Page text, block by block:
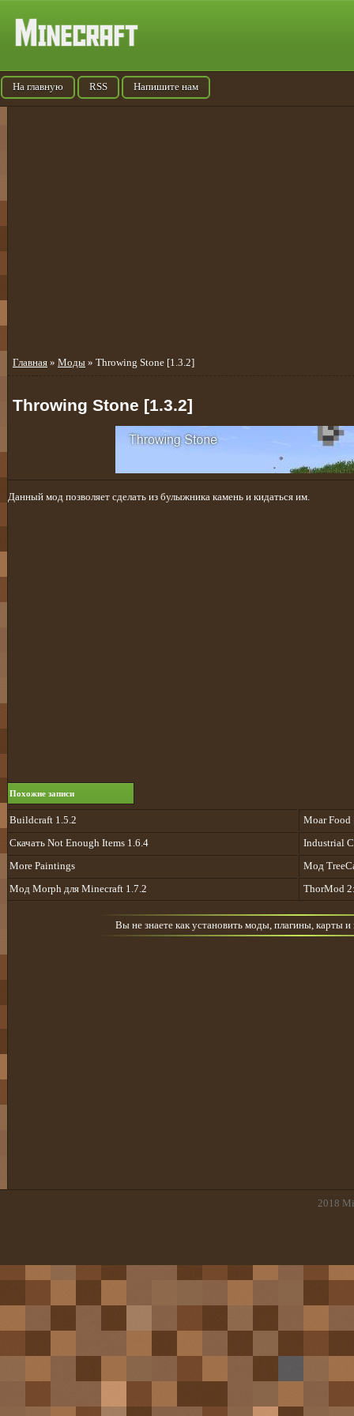
На главную RSS Напишите нам
Главная » Моды » Throwing Stone [1.3.2]
Throwing Stone [1.3.2]
Данный мод позволяет сделать из булыжника камень и кидаться им.
Похожие записи
Buildcraft 1.5.2
Moar Food
Cкачать Not Enough Items 1.6.4
Industrial
More Paintings
Мод
Мод Morph для Minecraft 1.7.2
ThorMod
Вы не знаете как установить моды, плагины, карты
2018